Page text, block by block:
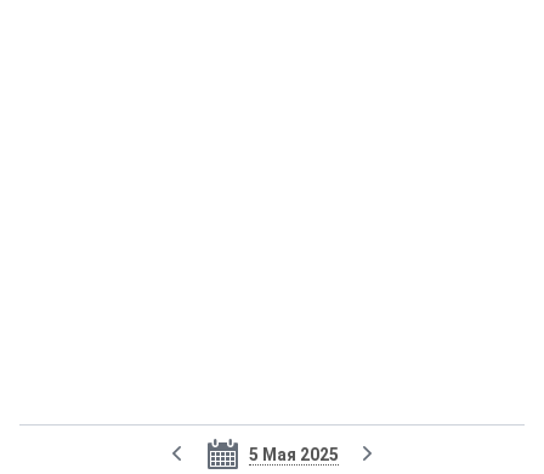
5 Мая 2025